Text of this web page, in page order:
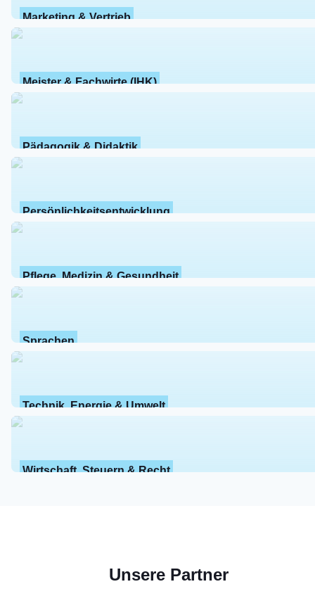
Marketing & Vertrieb
Meister & Fachwirte (IHK)
Pädagogik & Didaktik
Persönlichkeitsentwicklung
Pflege, Medizin & Gesundheit
Sprachen
Technik, Energie & Umwelt
Wirtschaft, Steuern & Recht
Unsere Partner